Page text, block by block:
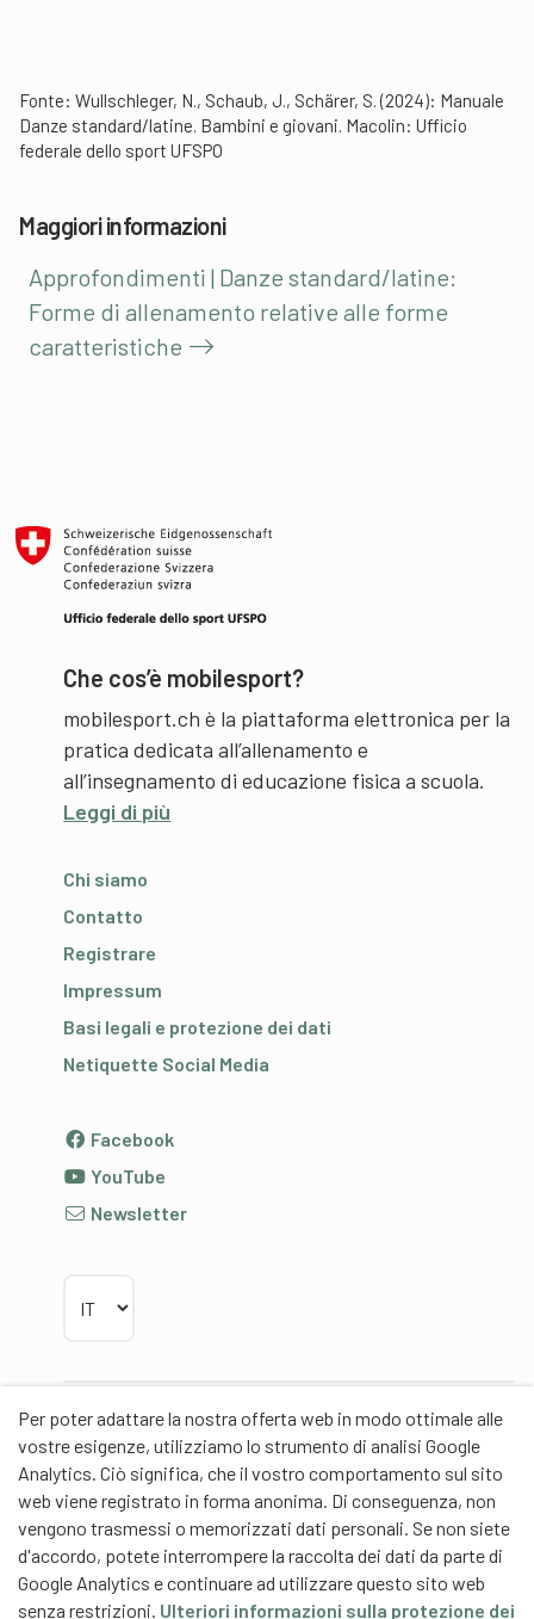
Per poter adattare la nostra offerta web in modo ottimale alle
vostre esigenze, utilizziamo lo strumento di analisi Google
Analytics. Ciò significa, che il vostro comportamento sul sito
web viene registrato in forma anonima. Di conseguenza, non
vengono trasmessi o memorizzati dati personali. Se non siete
d'accordo, potete interrompere la raccolta dei dati da parte di
Google Analytics e continuare ad utilizzare questo sito web
senza restrizioni. Ulteriori informazioni sulla protezione dei
Fonte: Wullschleger, N., Schaub, J., Schärer, S. (2024): Manuale
Danze standard/latine. Bambini e giovani. Macolin: Ufficio
federale dello sport UFSPO
Maggiori informazioni
Approfondimenti | Danze standard/latine:
Forme di allenamento relative alle forme
caratteristiche
Che cos’è mobilesport?
mobilesport.ch è la piattaforma elettronica per la
pratica dedicata all’allenamento e
all’insegnamento di educazione fisica a scuola.
Leggi di più
Chi siamo
Contatto
Registrare
Impressum
Basi legali e protezione dei dati
Netiquette Social Media
Facebook
YouTube
Newsletter
Partner
Partner di contenuti